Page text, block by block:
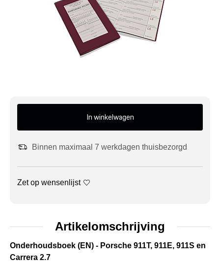
Porsche informatie
In winkelwagen
Binnen maximaal 7 werkdagen thuisbezorgd
Zet op wensenlijst
Artikelomschrijving
Onderhoudsboek (EN) - Porsche 911T, 911E, 911S en
Carrera 2.7